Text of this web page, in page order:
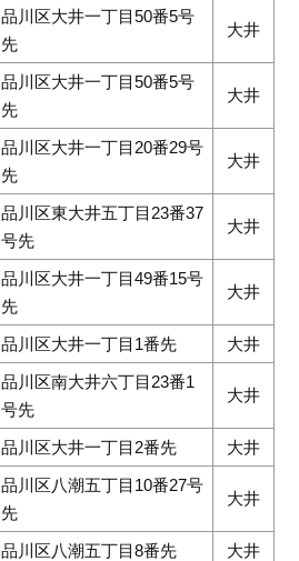
品川区大井一丁目50番5号
先
大井
品川区大井一丁目50番5号
先
大井
品川区大井一丁目20番29号
先
大井
品川区東大井五丁目23番37
号先
大井
品川区大井一丁目49番15号
先
大井
品川区大井一丁目1番先 大井
品川区南大井六丁目23番1
号先
大井
品川区大井一丁目2番先 大井
品川区八潮五丁目10番27号
先
大井
品川区八潮五丁目8番先
大井